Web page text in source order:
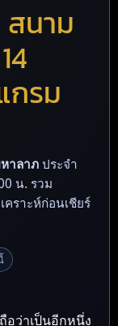
สนาม
กรม
าลาภประจำ
น. รวม
ราะห์ก่อนเชียร์
ว่าเป็นอีกหนึ่ง